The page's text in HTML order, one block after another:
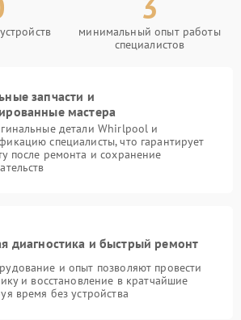
минимальный опыт работы
специалистов
запчасти и
мастера
детали Whirlpool и
специалисты, что гарантирует
после ремонта и сохранение
диагностика и быстрый ремонт
и опыт позволяют провести
и восстановление в кратчайшие
время без устройства